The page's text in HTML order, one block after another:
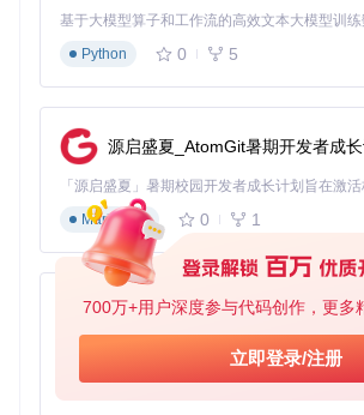
700万+用户深度参与代码创作，更多
立即登录/注册
例控制）；如果长时间速度不够（累积误差
（积分控制）；如果速度突然增加（变化率
（微分控制）。PID控制器正是模拟了这种
要理解PID控制原理，可以用ESP32和温度
易温度控制器。设定目标温度后，通过调整
维持温度稳定。观察不同P、I、D参数对系
度的影响，你会对PID控制有更直观的认识。
创新交互：重新定义人与无人机的
传统遥控器又大又笨重，能否用更自然的
ESP32的Wi-Fi和蓝牙能力为创新交互方式
人机不再是一个需要专业操作技能的设备，
基于大模型算子和工作流的高效文本大模型训
Python
0 5
源启盛夏_AtomGit暑期开发者成
Markdown
0 1
py-xiaozhi
Python
0 1